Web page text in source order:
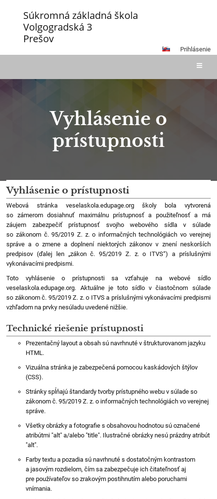
Súkromná základná škola
Volgogradská 3
Prešov
Prihlásenie
Vyhlásenie o
prístupnosti
Vyhlásenie
o
prístupnosti
Vyhlásenie o prístupnosti
Webová stránka veselaskola.edupage.org školy bola vytvorená
so zámerom dosiahnuť maximálnu prístupnosť a použiteľnosť a má
záujem zabezpečiť prístupnosť svojho webového sídla v súlade
so zákonom č. 95/2019 Z. z. o informačných technológiách vo verejnej
správe a o zmene a doplnení niektorých zákonov v znení neskorších
predpisov (ďalej len „zákon č. 95/2019 Z. z. o ITVS“) a príslušnými
vykonávacími predpismi.
Toto vyhlásenie o prístupnosti sa vzťahuje na webové sídlo
veselaskola.edupage.org. Aktuálne je toto sídlo v čiastočnom súlade
so zákonom č. 95/2019 Z. z. o ITVS a príslušnými vykonávacími predpismi
vzhľadom na prvky nesúladu uvedené nižšie.
Technické riešenie prístupnosti
Prezentačný layout a obsah sú navrhnuté v štrukturovanom jazyku
HTML.
Vizuálna stránka je zabezpečená pomocou kaskádových štýlov
(CSS).
Stránky spĺňajú štandardy tvorby prístupného webu v súladeso
zákonom č. 95/2019 Z. z. o informačných technológiách vo verejnej
správe.
Všetky obrázky a fotografie s obsahovou hodnotou sú označené
atribútmi "alt" a/alebo "title". Ilustračné obrázky nesú prázdny atribút
"alt".
Farby textu a pozadia sú navrhnuté s dostatočným kontrastom
a jasovým rozdielom, čím sa zabezpečuje ich čitateľnosť aj
pre používateľov so zrakovým postihnutím alebo poruchami
vnímania.